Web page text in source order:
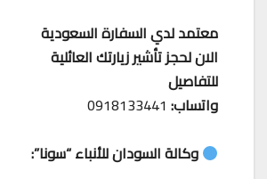
معتمد لدي السفارة السعودية
الان لحجز تأشير زيارتك العائلية
للتفاصيل
واتساب: 0918133441
وكالة السودان للأنباء “سونا”: